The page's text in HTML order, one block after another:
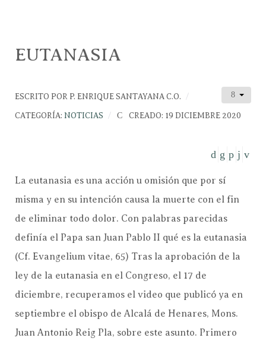
EUTANASIA
ESCRITO POR P. ENRIQUE SANTAYANA C.O.
CATEGORÍA: NOTICIAS CREADO: 19 DICIEMBRE 2020
La eutanasia es una acción u omisión que por sí
misma y en su intención causa la muerte con el fin
de eliminar todo dolor. Con palabras parecidas
definía el Papa san Juan Pablo II qué es la eutanasia
(Cf. Evangelium vitae, 65) Tras la aprobación de la
ley de la eutanasia en el Congreso, el 17 de
diciembre, recuperamos el video que publicó ya en
septiembre el obispo de Alcalá de Henares, Mons.
Juan Antonio Reig Pla, sobre este asunto. Primero